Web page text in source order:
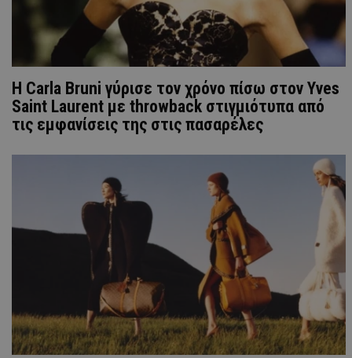
H Carla Bruni γύρισε τον χρόνο πίσω στον Yves
Saint Laurent με throwback στιγμιότυπα από
τις εμφανίσεις της στις πασαρέλες